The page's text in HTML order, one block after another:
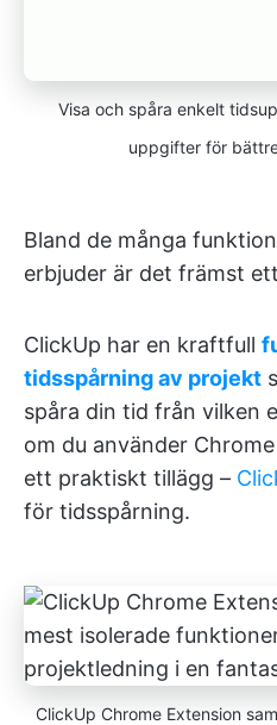
Visa och spåra enkelt
uppgifter för
Bland de många
erbjuder är det främst
ClickUp har en kraftfull
tidsspårning av projekt
spåra din tid från vilken
om du använder
ett praktiskt tillägg –
för tidsspårning.
ClickUp Chrome Extension